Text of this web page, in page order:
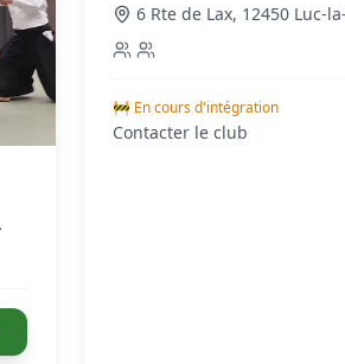
6 Rte de Lax, 12450 Luc-
Primaube
🚧 En cours d'intégration
Contacter le club